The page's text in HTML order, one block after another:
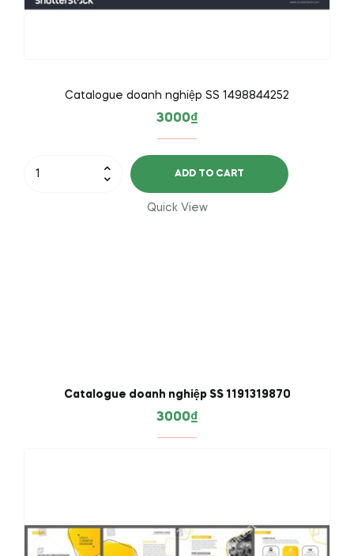
Catalogue doanh nghiệp SS 1498844252
3000₫
ADD TO CART
Quick View
Catalogue doanh nghiệp SS 1191319870
3000₫